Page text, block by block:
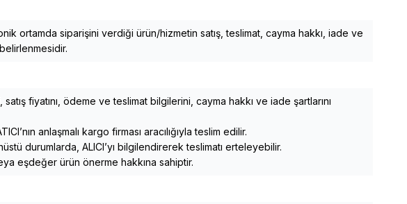
ortamda siparişini verdiği ürün/hizmetin satış, teslimat, cayma hakkı, iade ve
fiyatını, ödeme ve teslimat bilgilerini, cayma hakkı ve iade şartlarını
anlaşmalı kargo firması aracılığıyla teslim edilir.
durumlarda, ALICI’yı bilgilendirerek teslimatı erteleyebilir.
eşdeğer ürün önerme hakkına sahiptir.